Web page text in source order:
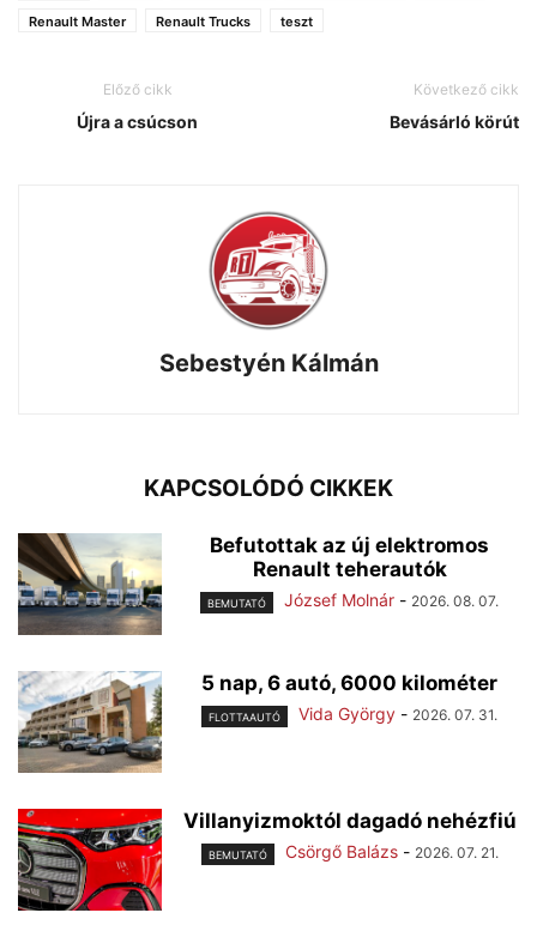
Renault Master
Renault Trucks teszt
Előző cikk
Újra a csúcson
Következő cikk
Bevásárló körút
Sebestyén Kálmán
KAPCSOLÓDÓ CIKKEK
Befutottak az új elektromos
Renault teherautók
BEMUTATÓ József Molnár - 2026. 08. 07.
5 nap, 6 autó, 6000 kilométer
FLOTTAAUTÓ Vida György - 2026. 07. 31.
Villanyizmoktól dagadó nehézfiú
BEMUTATÓ Csörgő Balázs - 2026. 07. 21.